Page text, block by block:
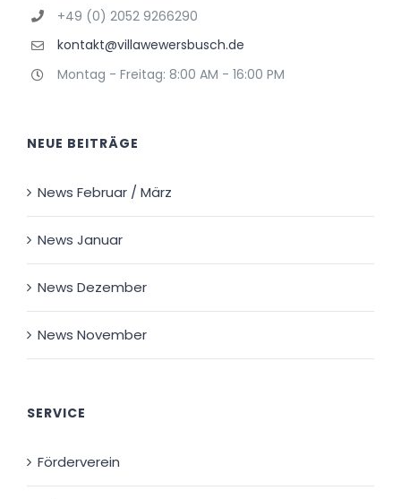
+49 (0) 2052 9266290
kontakt@villawewersbusch.de
Montag - Freitag: 8:00 AM - 16:00 PM
NEUE BEITRÄGE
News Februar / März
News Januar
News Dezember
News November
SERVICE
Förderverein